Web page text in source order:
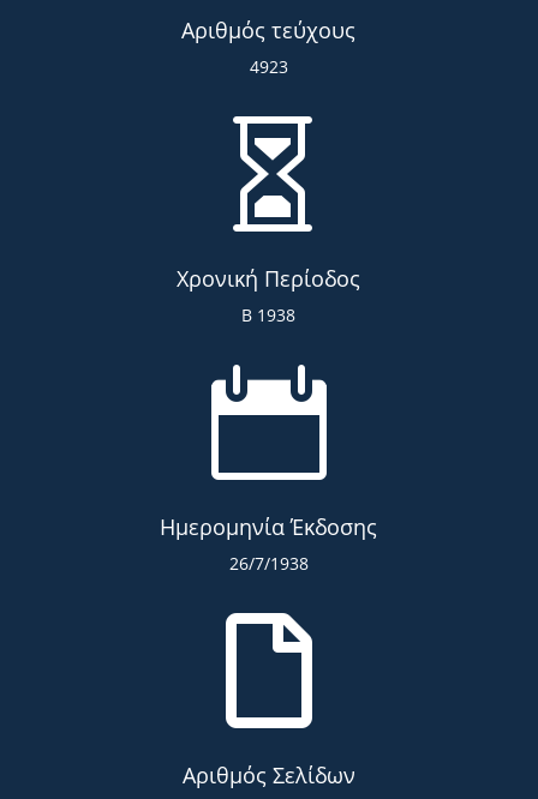
Αριθμός τεύχους
4923

Χρονική Περίοδος
Β 1938

Ημερομηνία Έκδοσης
26/7/1938

Αριθμός Σελίδων